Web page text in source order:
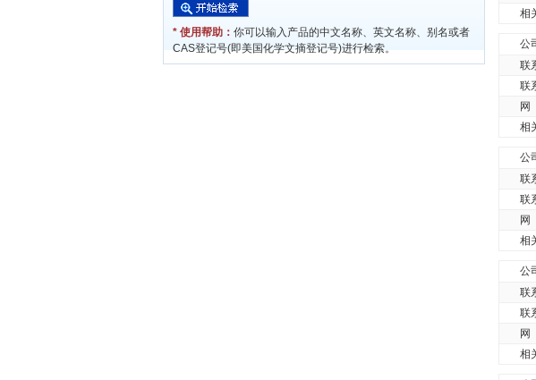
* 使用帮助： 你可以输入产品的中文名称、英文名称、别名或者
CAS登记号(即美国化学文摘登记号)进行检索。
相
公
联
联
相
公
联
联
相
公
联
联
相